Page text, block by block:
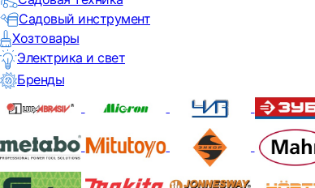
Садовый инструмент
Хозтовары
Электрика и свет
Бренды